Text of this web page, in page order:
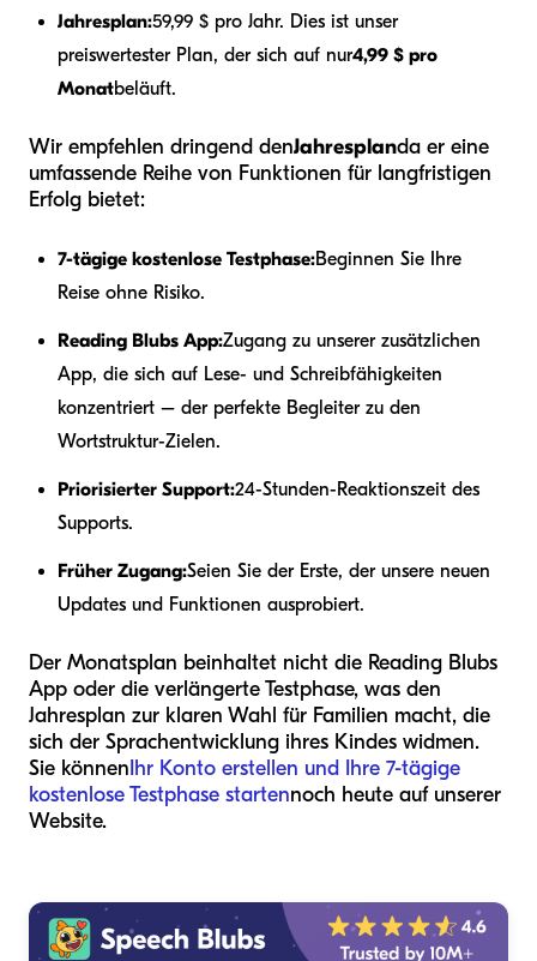
Jahresplan:59,99 $ pro Jahr. Dies ist unser
preiswertester Plan, der sich auf nur4,99 $ pro
Monatbeläuft.
Wir empfehlen dringend denJahresplanda er eine
umfassende Reihe von Funktionen für langfristigen
Erfolg bietet:
7-tägige kostenlose Testphase:Beginnen Sie Ihre
Reise ohne Risiko.
Reading Blubs App:Zugang zu unserer zusätzlichen
App, die sich auf Lese- und Schreibfähigkeiten
konzentriert – der perfekte Begleiter zu den
Wortstruktur-Zielen.
Priorisierter Support:24-Stunden-Reaktionszeit des
Supports.
Früher Zugang:Seien Sie der Erste, der unsere neuen
Updates und Funktionen ausprobiert.
Der Monatsplan beinhaltet nicht die Reading Blubs
App oder die verlängerte Testphase, was den
Jahresplan zur klaren Wahl für Familien macht, die
sich der Sprachentwicklung ihres Kindes widmen.
Sie könnenIhr Konto erstellen und Ihre 7-tägige
kostenlose Testphase startennoch heute auf unserer
Website.